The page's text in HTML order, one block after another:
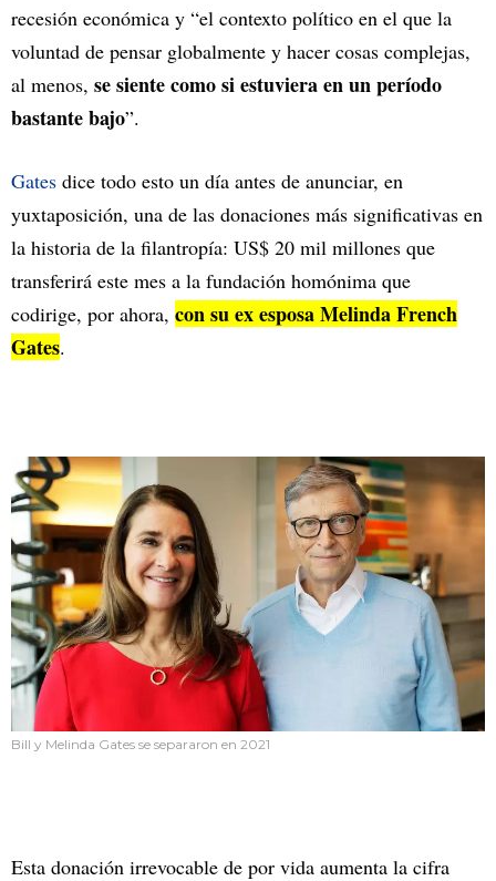
recesión económica y “el contexto político en el que la
voluntad de pensar globalmente y hacer cosas complejas,
al menos, se siente como si estuviera en un período
bastante bajo”.
Gates dice todo esto un día antes de anunciar, en
yuxtaposición, una de las donaciones más significativas en
la historia de la filantropía: US$ 20 mil millones que
transferirá este mes a la fundación homónima que
codirige, por ahora, con su ex esposa Melinda French
Gates.
Bill y Melinda Gates se separaron en 2021
Esta donación irrevocable de por vida aumenta la cifra